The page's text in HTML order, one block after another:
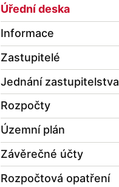
Úřední deska
Informace
Zastupitelé
Jednání zastupitelstva
Rozpočty
Územní plán
Závěrečné účty
Rozpočtová opatření